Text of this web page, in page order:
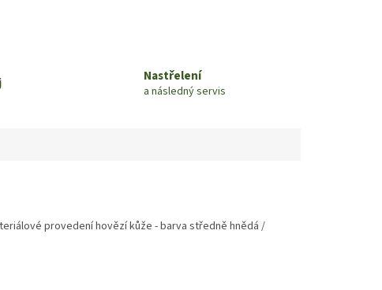
Nastřelení
a následný servis
provedení hovězí kůže - barva středně hnědá /